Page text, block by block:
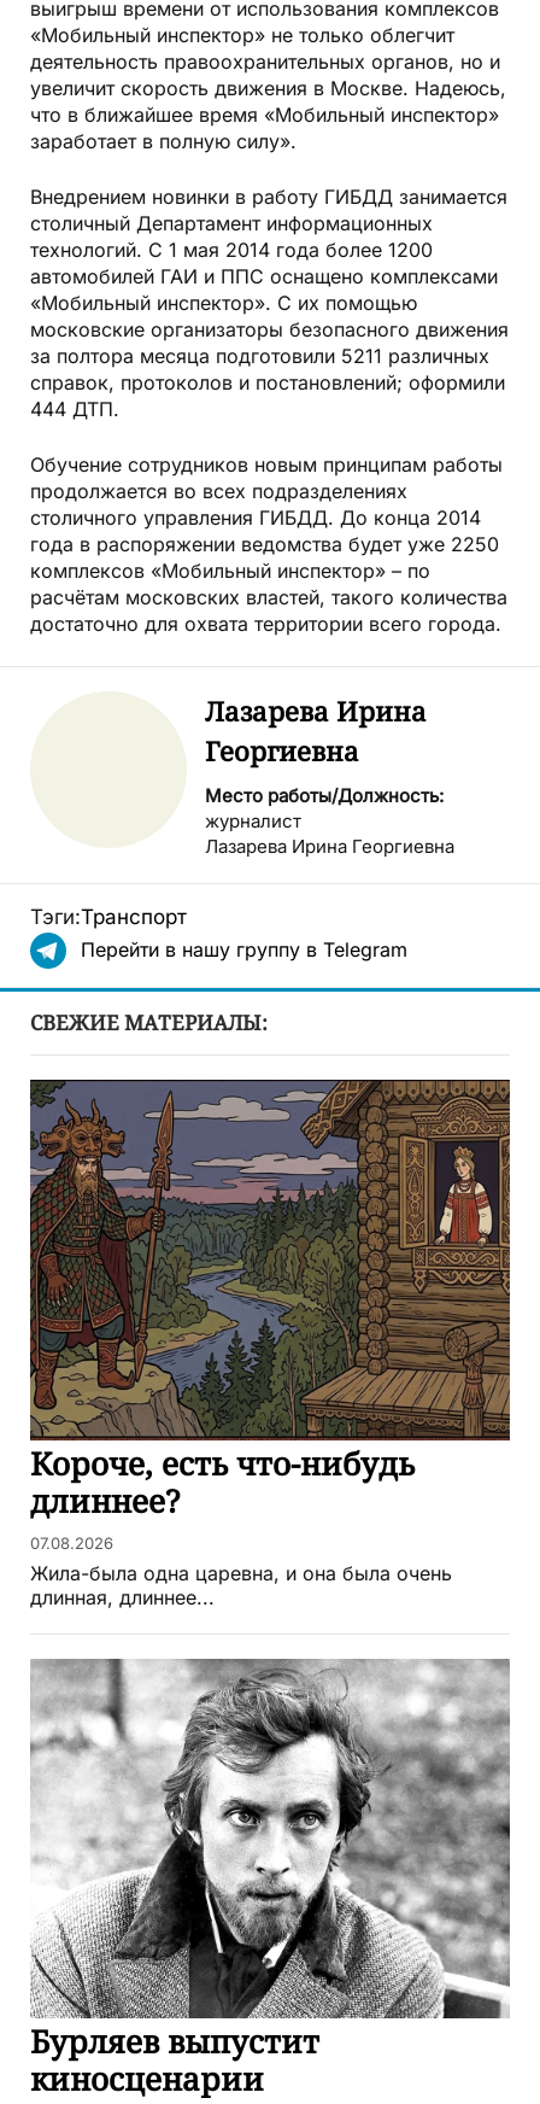
выигрыш времени от использования комплексов
«Мобильный инспектор» не только облегчит
деятельность правоохранительных органов, но и
увеличит скорость движения в Москве. Надеюсь,
что в ближайшее время «Мобильный инспектор»
заработает в полную силу».
Внедрением новинки в работу ГИБДД занимается
столичный Департамент информационных
технологий. С 1 мая 2014 года более 1200
автомобилей ГАИ и ППС оснащено комплексами
«Мобильный инспектор». С их помощью
московские организаторы безопасного движения
за полтора месяца подготовили 5211 различных
справок, протоколов и постановлений; оформили
444 ДТП.
Обучение сотрудников новым принципам работы
продолжается во всех подразделениях
столичного управления ГИБДД. До конца 2014
года в распоряжении ведомства будет уже 2250
комплексов «Мобильный инспектор» – по
расчётам московских властей, такого количества
достаточно для охвата территории всего города.
Лазарева Ирина
Георгиевна
Место работы/Должность:
журналист
Лазарева Ирина Георгиевна
Тэги:Транспорт
Перейти в нашу группу в Telegram
СВЕЖИЕ МАТЕРИАЛЫ:
Короче, есть что-нибудь
длиннее?
07.08.2026
Жила-была одна царевна, и она была очень
длинная, длиннее...
Бурляев выпустит
киносценарии